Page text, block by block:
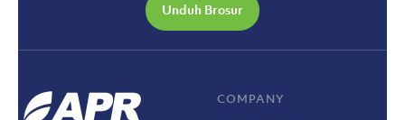
Unduh Brosur
COMPANY